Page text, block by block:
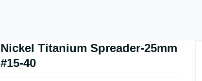
Nickel Titanium Spreader-25mm
#15-40